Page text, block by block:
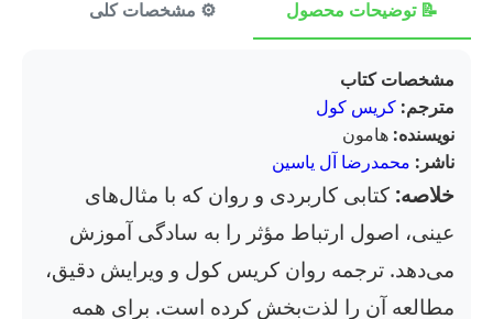
📝 توضیحات محصول ⚙️ مشخصات کلی
مشخصات کتاب
مترجم: کریس کول
نویسنده: هامون
ناشر: محمدرضا آل یاسین
خلاصه: کتابی کاربردی و روان که با مثال‌های
عینی، اصول ارتباط مؤثر را به سادگی آموزش
می‌دهد. ترجمه روان کریس کول و ویرایش دقیق،
مطالعه آن را لذت‌بخش کرده است. برای همه